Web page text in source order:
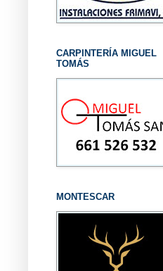
CARPINTERÍA MIGUEL
TOMÁS
MONTESCAR